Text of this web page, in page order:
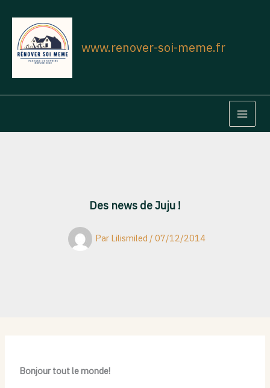
contenu
www.renover-soi-meme.fr
MAIN
Des news de Juju !
Par Lilismiled / 07/12/2014
Bonjour tout le monde!